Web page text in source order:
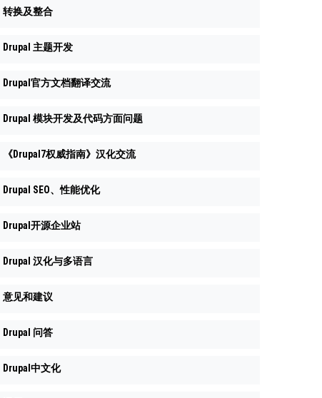
转换及整合
Drupal 主题开发
Drupal官方文档翻译交流
Drupal 模块开发及代码方面问题
《Drupal7权威指南》汉化交流
Drupal SEO、性能优化
Drupal开源企业站
Drupal 汉化与多语言
意见和建议
Drupal 问答
Drupal中文化